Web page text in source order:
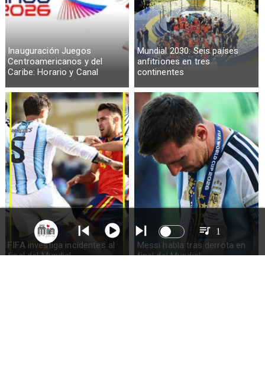
Inauguración Juegos
Centroamericanos y del
Caribe: Horario y Canal
Mundial 2030: Seis países
anfitriones en tres
continentes
FIFA investiga incidentes al
final del Mundial
Messi habla tras derrota en
final del Mundial
1